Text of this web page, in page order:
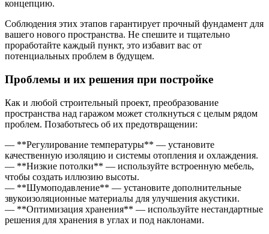
концепцию.
Соблюдения этих этапов гарантирует прочный фундамент для
вашего нового пространства. Не спешите и тщательно
проработайте каждый пункт, это избавит вас от
потенциальных проблем в будущем.
Проблемы и их решения при постройке
Как и любой строительный проект, преобразование
пространства над гаражом может столкнуться с целым рядом
проблем. Позаботьтесь об их предотвращении:
— **Регулирование температуры** — установите
качественную изоляцию и системы отопления и охлаждения.
— **Низкие потолки** — используйте встроенную мебель,
чтобы создать иллюзию высоты.
— **Шумоподавление** — установите дополнительные
звукоизоляционные материалы для улучшения акустики.
— **Оптимизация хранения** — используйте нестандартные
решения для хранения в углах и под наклонами.